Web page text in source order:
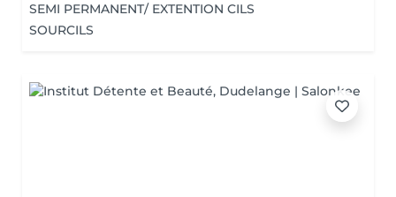
SEMI PERMANENT/ EXTENTION CILS
SOURCILS